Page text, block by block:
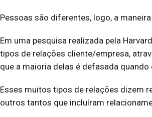
Pessoas são diferentes, logo, a
Em uma pesquisa realizada pela
tipos de relações cliente/empresa,
que a maioria delas é defasada
Esses muitos tipos de relações dizem
outros tantos que incluíram